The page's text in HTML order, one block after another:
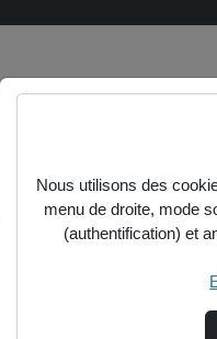
Nous utilisons des
menu de droite, mode
(authentification) et